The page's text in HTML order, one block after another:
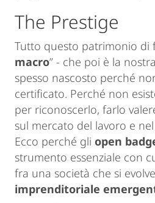
The Prestige
Tutto questo patrimonio di
macro” - che poi è la nostra
spesso nascosto perché
certificato. Perché non
per riconoscerlo, farlo
sul mercato del lavoro e
Ecco perché gli open
strumento essenziale con
fra una società che si
imprenditoriale